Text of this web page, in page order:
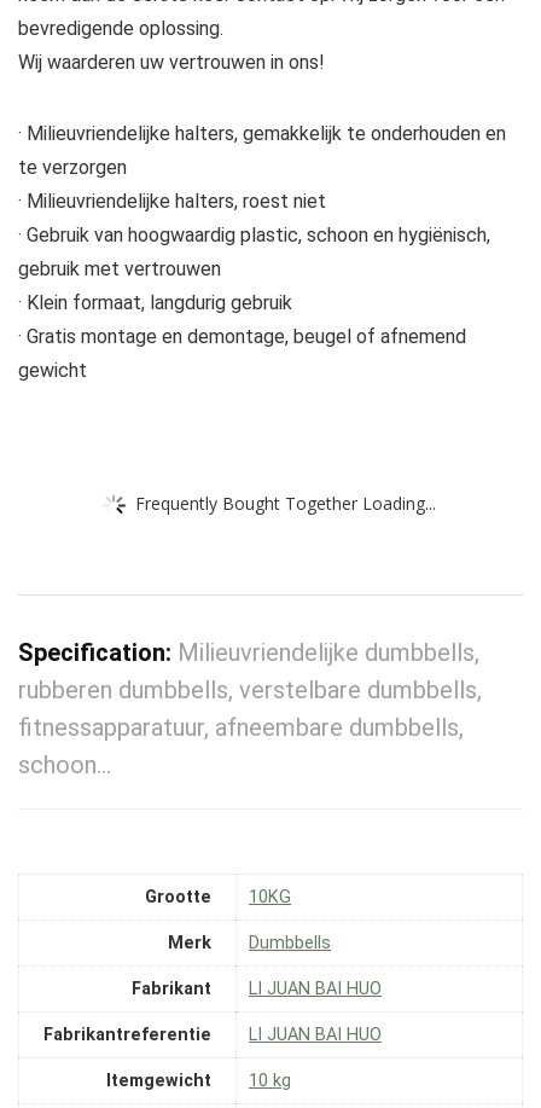
bevredigende oplossing.
Wij waarderen uw vertrouwen in ons!
· Milieuvriendelijke halters, gemakkelijk te onderhouden en
te verzorgen
· Milieuvriendelijke halters, roest niet
· Gebruik van hoogwaardig plastic, schoon en hygiënisch,
gebruik met vertrouwen
· Klein formaat, langdurig gebruik
· Gratis montage en demontage, beugel of afnemend
gewicht
Frequently Bought Together Loading...
Specification: Milieuvriendelijke dumbbells,
rubberen dumbbells, verstelbare dumbbells,
fitnessapparatuur, afneembare dumbbells,
schoon…
Grootte ‎10KG
Merk ‎Dumbbells
Fabrikant ‎LI JUAN BAI HUO
Fabrikantreferentie ‎LI JUAN BAI HUO
Itemgewicht ‎10 kg